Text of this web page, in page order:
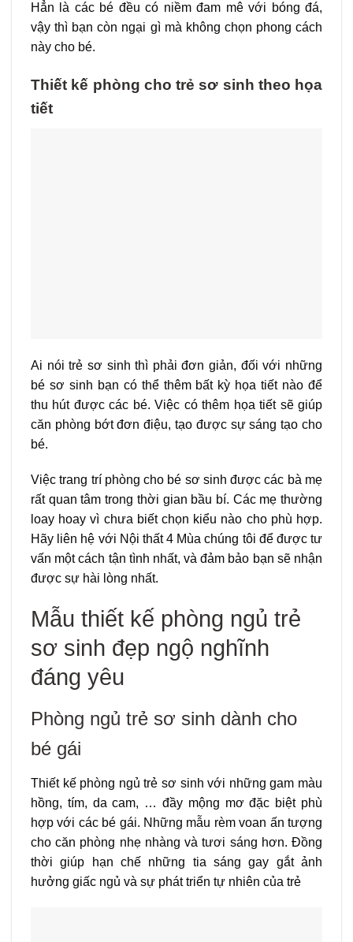
Hẳn là các bé đều có niềm đam mê với bóng đá,
vậy thì bạn còn ngại gì mà không chọn phong cách
này cho bé.
Thiết kế phòng cho trẻ sơ sinh theo họa
tiết
Ai nói trẻ sơ sinh thì phải đơn giản, đối với những
bé sơ sinh bạn có thể thêm bất kỳ họa tiết nào để
thu hút được các bé. Việc có thêm họa tiết sẽ giúp
căn phòng bớt đơn điệu, tạo được sự sáng tạo cho
bé.
Việc trang trí phòng cho bé sơ sinh được các bà mẹ
rất quan tâm trong thời gian bầu bí. Các mẹ thường
loay hoay vì chưa biết chọn kiểu nào cho phù hợp.
Hãy liên hệ với Nội thất 4 Mùa chúng tôi để được tư
vấn một cách tận tình nhất, và đảm bảo bạn sẽ nhận
được sự hài lòng nhất.
Mẫu thiết kế phòng ngủ trẻ
sơ sinh đẹp ngộ nghĩnh
đáng yêu
Phòng ngủ trẻ sơ sinh dành cho
bé gái
Thiết kế phòng ngủ trẻ sơ sinh với những gam màu
hồng, tím, da cam, … đầy mộng mơ đặc biệt phù
hợp với các bé gái. Những mẫu rèm voan ấn tượng
cho căn phòng nhẹ nhàng và tươi sáng hơn. Đồng
thời giúp hạn chế những tia sáng gay gắt ảnh
hưởng giấc ngủ và sự phát triển tự nhiên của trẻ